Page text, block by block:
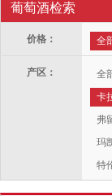
葡萄酒检索
价格： 全
产区： 全
卡
弗
玛
特